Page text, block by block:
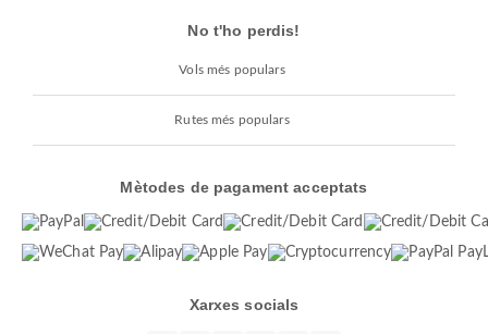
No t'ho perdis!
Vols més populars
Rutes més populars
Mètodes de pagament acceptats
Xarxes socials